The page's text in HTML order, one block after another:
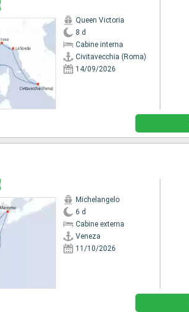
Queen Victoria
8 d
Cabine interna
Civitavecchia (Roma)
14/09/2026
Michelangelo
6 d
Cabine externa
Veneza
11/10/2026